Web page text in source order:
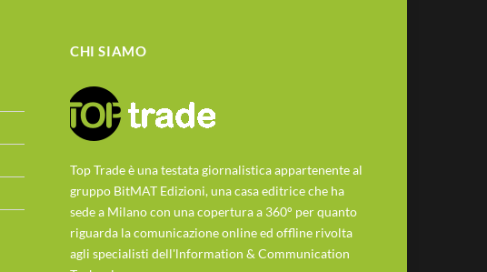
CHI SIAMO
Top Trade è una testata giornalistica appartenente al
gruppo BitMAT Edizioni, una casa editrice che ha
sede a Milano con una copertura a 360° per quanto
riguarda la comunicazione online ed offline rivolta
agli specialisti dell'lnformation & Communication